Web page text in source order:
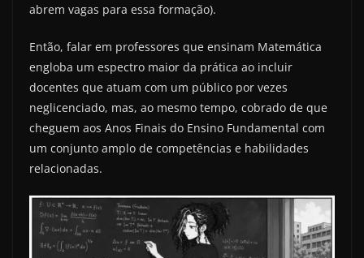
abrem vagas para essa formação).
Então, falar em professores que ensinam Matemática
engloba um espectro maior da prática ao incluir
docentes que atuam com um público por vezes
neglicenciado, mas, ao mesmo tempo, cobrado de que
cheguem aos Anos Finais do Ensino Fundamental com
um conjunto amplo de competências e habilidades
relacionadas.